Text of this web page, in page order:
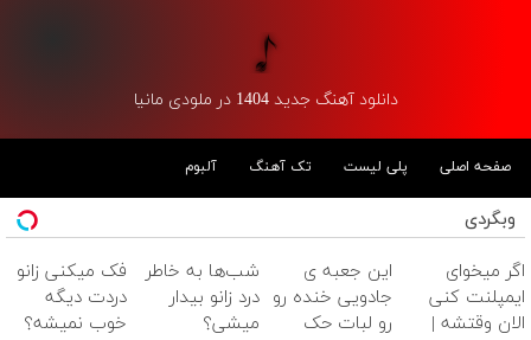
دانلود آهنگ جدید 1404 در ملودی مانیا
صفحه اصلی پلی لیست تک آهنگ آلبوم
وبگردی
اگر میخوای
ایمپلنت کنی
الان وقتشه |
این جعبه ی
جادویی خنده رو
رو لبات حک
شب‌ها به خاطر
درد زانو بیدار
میشی؟
فک میکنی زانو
دردت دیگه
خوب نمیشه؟